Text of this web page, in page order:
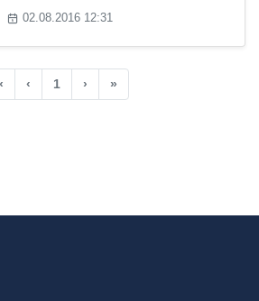
02.08.2016 12:31
‹ 1 › »